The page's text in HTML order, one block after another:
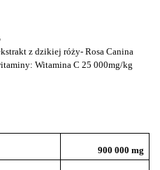
z dzikiej róży- Rosa Canina
Witamina C 25 000mg/kg
900 000 mg